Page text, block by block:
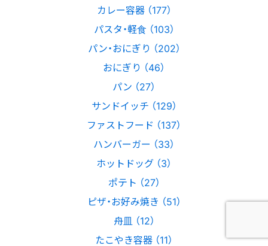
カレー容器 （177）
パスタ・軽食 （103）
パン・おにぎり （202）
おにぎり （46）
パン （27）
サンドイッチ （129）
ファストフード （137）
ハンバーガー （33）
ホットドッグ （3）
ポテト （27）
ピザ・お好み焼き （51）
舟皿 （12）
たこやき容器 （11）